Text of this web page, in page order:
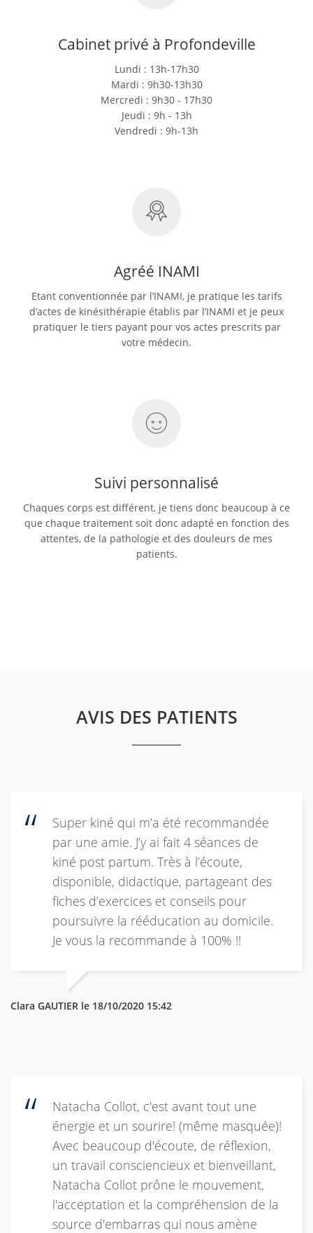
Cabinet privé à Profondeville
Lundi : 13h-17h30
Mardi : 9h30-13h30
Mercredi : 9h30 - 17h30
Jeudi : 9h - 13h
Vendredi : 9h-13h
Agréé INAMI
Etant conventionnée par l’INAMI, je pratique les tarifs
d’actes de kinésithérapie établis par l’INAMI et je peux
pratiquer le tiers payant pour vos actes prescrits par
votre médecin.
Suivi personnalisé
Chaques corps est différent, je tiens donc beaucoup à ce
que chaque traitement soit donc adapté en fonction des
attentes, de la pathologie et des douleurs de mes
patients.
AVIS DES PATIENTS
Super kiné qui m’a été recommandée
par une amie. J’y ai fait 4 séances de
kiné post partum. Très à l’écoute,
disponible, didactique, partageant des
fiches d’exercices et conseils pour
poursuivre la rééducation au domicile.
Je vous la recommande à 100% !!
Clara GAUTIER le 18/10/2020 15:42
Natacha Collot, c'est avant tout une
énergie et un sourire! (même masquée)!
Avec beaucoup d'écoute, de réflexion,
un travail consciencieux et bienveillant,
Natacha Collot prône le mouvement,
l'acceptation et la compréhension de la
source d'embarras qui nous amène